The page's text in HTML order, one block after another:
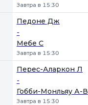
Завтра в 15:30
Педоне Дж
-
Мебе С
Завтра в 15:30
Перес-Аларкон Л
-
Гобби-Монльяу А-В
Завтра в 15:30